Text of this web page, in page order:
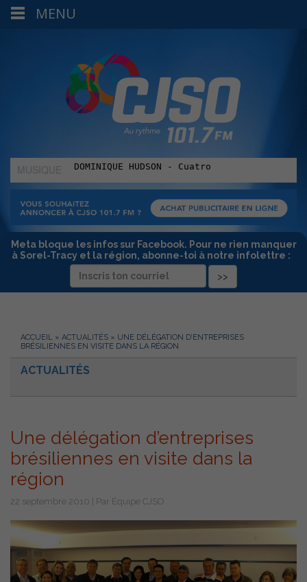
MUSIQUE
:
Meta bloque les infos sur Facebook. Pour ne rien manquer
à Sorel-Tracy et la région, abonne-toi à notre infolettre :
ACCUEIL » ACTUALITÉS » UNE DÉLÉGATION D’ENTREPRISES
BRÉSILIENNES EN VISITE DANS LA RÉGION
ACTUALITÉS
Une délégation d’entreprises
brésiliennes en visite dans la
région
22 septembre 2010 | Par Équipe CJSO
MENU